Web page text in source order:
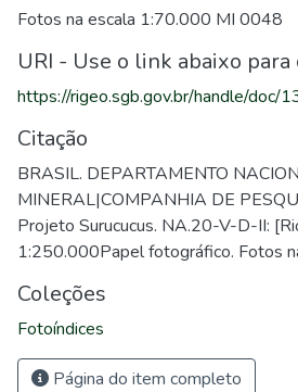
Fotos na escala 1:70.000 MI 0048
URI - Use o link abaixo
https://rigeo.sgb.gov.br/handle/doc/
Citação
BRASIL. DEPARTAMENTO
MINERAL|COMPANHIA DE
Projeto Surucucus. NA.20-V-D-II:
1:250.000Papel fotográfico. Fotos
Coleções
Fotoíndices
Página do item completo